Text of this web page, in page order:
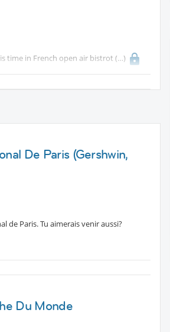
time in French open air bistrot
hear it spoken.
- en terrasse au
parlant (surtout) français.
De Paris (Gershwin,
de Paris. Tu aimerais venir aussi?
Du Monde